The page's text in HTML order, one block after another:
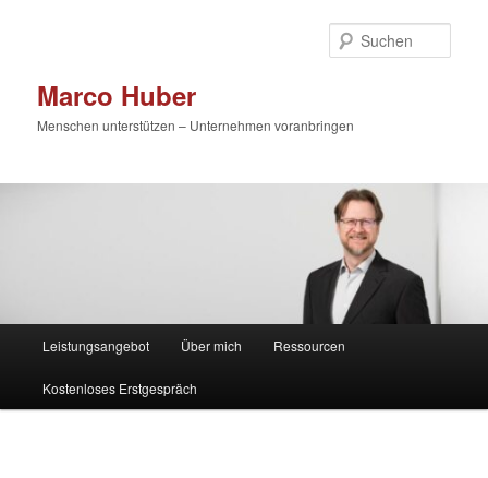
Marco Huber
Menschen unterstützen – Unternehmen voranbringen
Leistungsangebot Über mich Ressourcen
Kostenloses Erstgespräch